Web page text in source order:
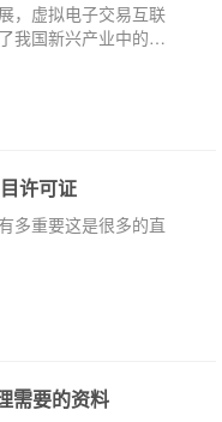
，虚拟电子交易互联
我国新兴产业中的中
许可证
多重要这是很多的直
需要的资料